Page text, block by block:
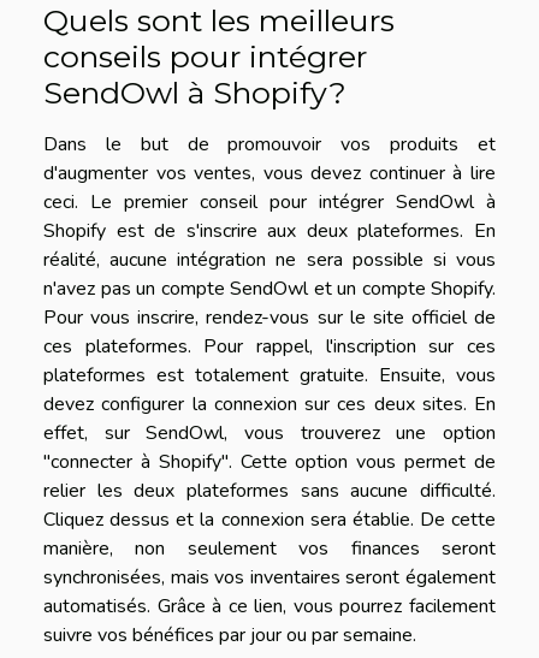
Quels sont les meilleurs
conseils pour intégrer
SendOwl à Shopify?
Dans le but de promouvoir vos produits et
d'augmenter vos ventes, vous devez continuer à lire
ceci. Le premier conseil pour intégrer SendOwl à
Shopify est de s'inscrire aux deux plateformes. En
réalité, aucune intégration ne sera possible si vous
n'avez pas un compte SendOwl et un compte Shopify.
Pour vous inscrire, rendez-vous sur le site officiel de
ces plateformes. Pour rappel, l'inscription sur ces
plateformes est totalement gratuite. Ensuite, vous
devez configurer la connexion sur ces deux sites. En
effet, sur SendOwl, vous trouverez une option
"connecter à Shopify". Cette option vous permet de
relier les deux plateformes sans aucune difficulté.
Cliquez dessus et la connexion sera établie. De cette
manière, non seulement vos finances seront
synchronisées, mais vos inventaires seront également
automatisés. Grâce à ce lien, vous pourrez facilement
suivre vos bénéfices par jour ou par semaine.